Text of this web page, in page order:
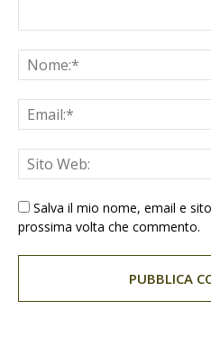
Salva il mio nome, email e
prossima volta che commento.